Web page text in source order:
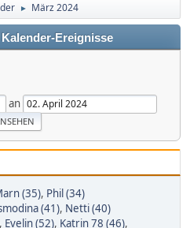
► März 2024
Ereignisse
an
(35), Phil (34)
(41), Netti (40)
, Evelin (52), Katrin 78 (46),